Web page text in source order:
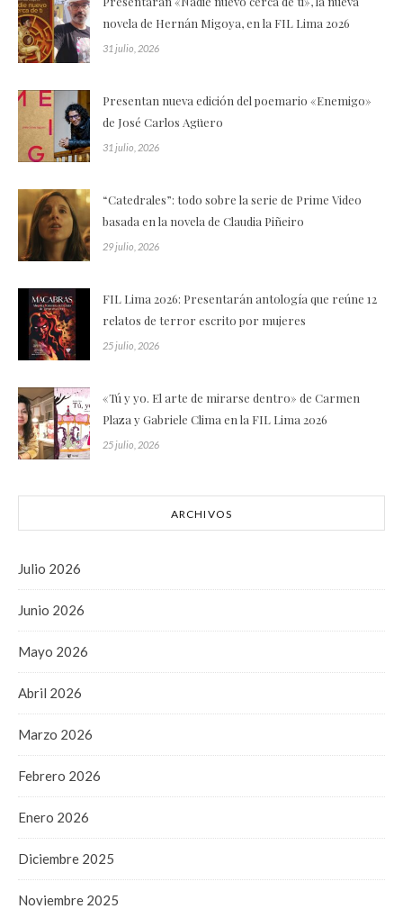
novela de Hernán Migoya, en la FIL Lima 2026
31 julio, 2026
Presentan nueva edición del poemario «Enemigo»
de José Carlos Agüero
31 julio, 2026
“Catedrales”: todo sobre la serie de Prime Video
basada en la novela de Claudia Piñeiro
29 julio, 2026
FIL Lima 2026: Presentarán antología que reúne 12
relatos de terror escrito por mujeres
25 julio, 2026
«Tú y yo. El arte de mirarse dentro» de Carmen
Plaza y Gabriele Clima en la FIL Lima 2026
25 julio, 2026
ARCHIVOS
Julio 2026
Junio 2026
Mayo 2026
Abril 2026
Marzo 2026
Febrero 2026
Enero 2026
Diciembre 2025
Noviembre 2025